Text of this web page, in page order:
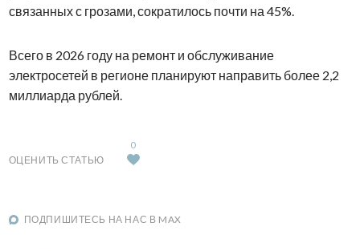
связанных с грозами, сократилось почти на 45%.
Всего в 2026 году на ремонт и обслуживание
электросетей в регионе планируют направить более 2,2
миллиарда рублей.
ОЦЕНИТЬ СТАТЬЮ
0
ПОДПИШИТЕСЬ НА НАС В MAX